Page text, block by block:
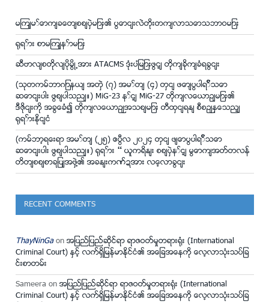
မျက်မှောက်ခေတ်စစ်ပွဲများ၏ ပြောင်းလဲတိုးတက်လာသောသဘာဝများ
ရုရှား စာမျက်နှာများ
ဆီဗာလ်စတိုလ်ပိုမြို့အား ATACMS ဒုံးပျံများဖြင့် တိုက်ခိုက်ခံရခြင်း
(သုတကမ္ဘာဂျာနယ် အတွဲ (၇) အမှတ် (၄) တွင် ဖော်ပြပါရှိသော
ဆောင်းပါး ဖြစ်ပါသည်။) MiG-23 နှင့် MiG-27 တိုက်လေယာဥ်များ၏
ဒီဇိုင်းကို အခြေခံ၍ တိုက်လေယာဉ်အသစ်များ တီထွင်ရန် စီစဉ်နေသည့်
ရုရှားနိုင်ငံ
(ကမ္ဘာ့ရေးရာ အမှတ် (၂၅) ဧပြီလ ၂၀၂၄ တွင် ဖ်ောပြပါရှိသော
ဆောင်းပါး ဖြစ်ပါသည်။) ရုရှား – ယူကရိန်း စစ်ပွဲနှင့် မြောက်အတ္တလန္
တိတ်စစ်စာချုပ်အဖွဲ့၏ အခန်းကဏ္ဍအား လေ့လာခြင်း
RECENT COMMENTS
ThayNinGaon အျပည္ျပည္ဆိုင္ရာ ရာဇဝတ္မႈတရား႐ံုး (International
Criminal Court) ႏွင့္ လက္ရွိျမန္မာႏိုင္ငံ၏ အေျခအေနကို ေလ့လာသံုးသပ္ျခ
င္းစာတမ္း
Sameera on အျပည္ျပည္ဆိုင္ရာ ရာဇဝတ္မႈတရား႐ံုး (International
Criminal Court) ႏွင့္ လက္ရွိျမန္မာႏိုင္ငံ၏ အေျခအေနကို ေလ့လာသံုးသပ္ျခ